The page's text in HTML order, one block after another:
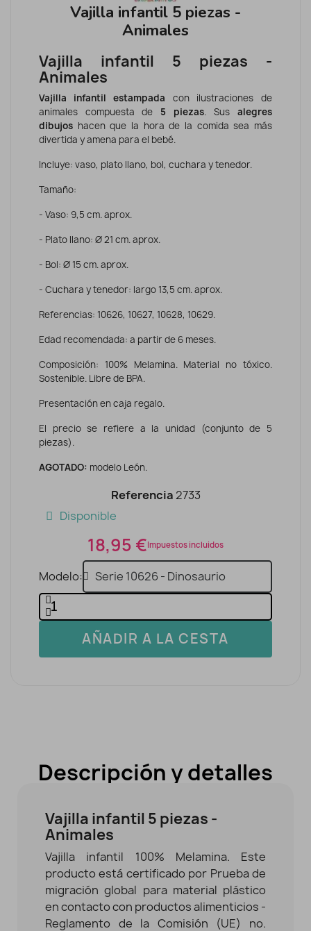
Vajilla infantil 5 piezas -
Animales
Vajilla infantil 5 piezas -
Animales
Vajilla infantil estampada con ilustraciones de
animales compuesta de 5 piezas. Sus alegres
dibujos hacen que la hora de la comida sea más
divertida y amena para el bebé.
Incluye: vaso, plato llano, bol, cuchara y tenedor.
Tamaño:
- Vaso: 9,5 cm. aprox.
- Plato llano: Ø 21 cm. aprox.
- Bol: Ø 15 cm. aprox.
- Cuchara y tenedor: largo 13,5 cm. aprox.
Referencias: 10626, 10627, 10628, 10629.
Edad recomendada: a partir de 6 meses.
Composición: 100% Melamina. Material no tóxico.
Sostenible. Libre de BPA.
Presentación en caja regalo.
El precio se refiere a la unidad (conjunto de 5
piezas).
AGOTADO: modelo León.
Referencia 2733
Disponible
18,95 €Impuestos incluidos
Modelo
AÑADIR A LA CESTA
Descripción y detalles
Vajilla infantil 5 piezas -
Animales
Vajilla infantil 100% Melamina. Este
producto está certificado por Prueba de
migración global para material plástico
en contacto con productos alimenticios -
Reglamento de la Comisión (UE) no.